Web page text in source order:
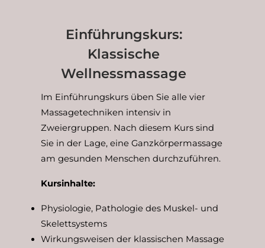
Einführungskurs:
Klassische
Wellnessmassage
Im Einführungskurs üben Sie alle vier
Massagetechniken intensiv in
Zweiergruppen. Nach diesem Kurs sind
Sie in der Lage, eine Ganzkörpermassage
am gesunden Menschen durchzuführen.
Kursinhalte:
Physiologie, Pathologie des Muskel- und
Skelettsystems
Wirkungsweisen der klassischen Massage